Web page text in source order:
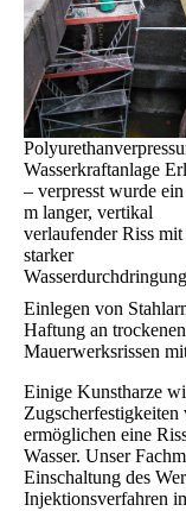
Wasserkraftanlage
– verpresst wurde
m langer, vertikal
verlaufender Riss mit
starker
Wasserdurchdringung
Einlegen von
Haftung an
Mauerwerksrissen
Einige Kunstharze
Zugscherfestigkeiten
ermöglichen eine
Wasser. Unser
Einschaltung des
Injektionsverfahren